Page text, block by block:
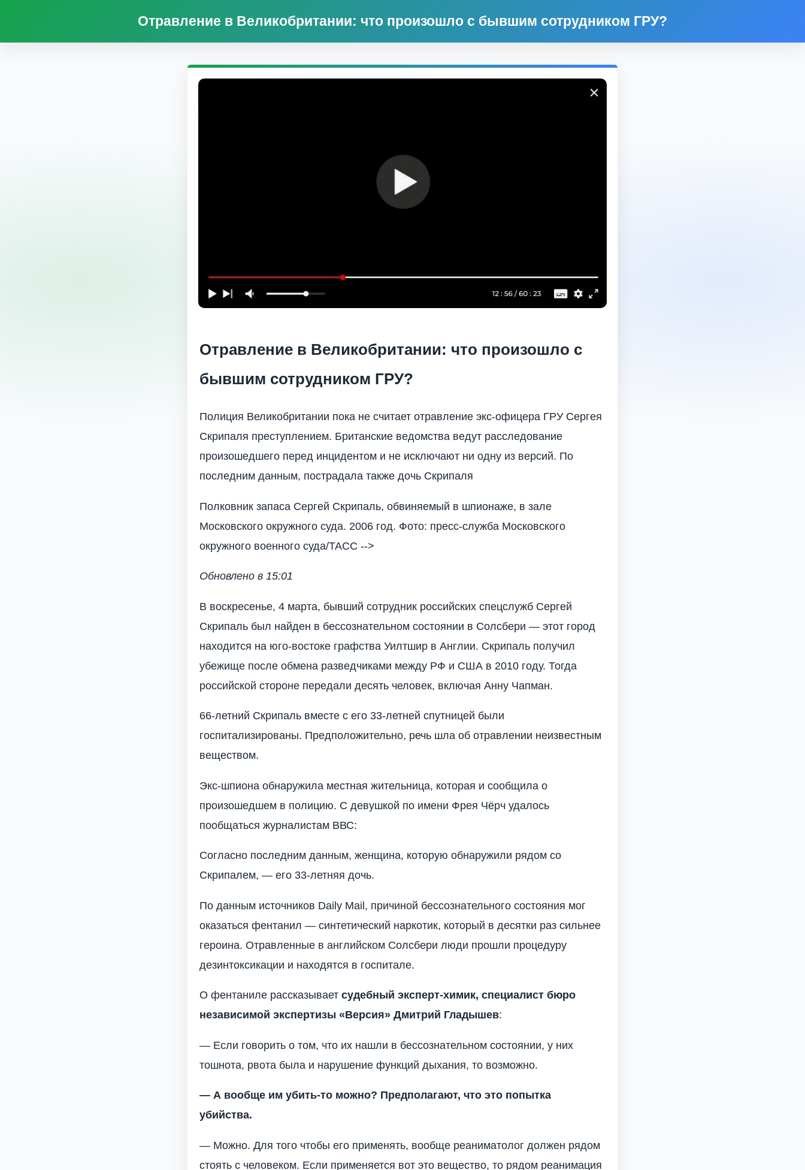
Отравление в Великобритании: что произошло с бывшим сотрудником ГРУ?
Отравление в Великобритании: что произошло с
бывшим сотрудником ГРУ?
Полиция Великобритании пока не считает отравление экс-офицера ГРУ Сергея
Скрипаля преступлением. Британские ведомства ведут расследование
произошедшего перед инцидентом и не исключают ни одну из версий. По
последним данным, пострадала также дочь Скрипаля
Полковник запаса Сергей Скрипаль, обвиняемый в шпионаже, в зале
Московского окружного суда. 2006 год. Фото: пресс-служба Московского
окружного военного суда/ТАСС -->
Обновлено в 15:01
В воскресенье, 4 марта, бывший сотрудник российских спецслужб Сергей
Скрипаль был найден в бессознательном состоянии в Солсбери — этот город
находится на юго-востоке графства Уилтшир в Англии. Скрипаль получил
убежище после обмена разведчиками между РФ и США в 2010 году. Тогда
российской стороне передали десять человек, включая Анну Чапман.
66-летний Скрипаль вместе с его 33-летней спутницей были
госпитализированы. Предположительно, речь шла об отравлении неизвестным
веществом.
Экс-шпиона обнаружила местная жительница, которая и сообщила о
произошедшем в полицию. С девушкой по имени Фрея Чёрч удалось
пообщаться журналистам ВВС:
Согласно последним данным, женщина, которую обнаружили рядом со
Скрипалем, — его 33-летняя дочь.
По данным источников Daily Mail, причиной бессознательного состояния мог
оказаться фентанил — синтетический наркотик, который в десятки раз сильнее
героина. Отравленные в английском Солсбери люди прошли процедуру
дезинтоксикации и находятся в госпитале.
О фентаниле рассказывает судебный эксперт-химик, специалист бюро
независимой экспертизы «Версия» Дмитрий Гладышев:
— Если говорить о том, что их нашли в бессознательном состоянии, у них
тошнота, рвота была и нарушение функций дыхания, то возможно.
— А вообще им убить-то можно? Предполагают, что это попытка
убийства.
— Можно. Для того чтобы его применять, вообще реаниматолог должен рядом
стоять с человеком. Если применяется вот это вещество, то рядом реанимация